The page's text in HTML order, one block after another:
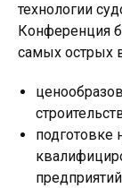
технологии
Конференция
самых острых
подготовке